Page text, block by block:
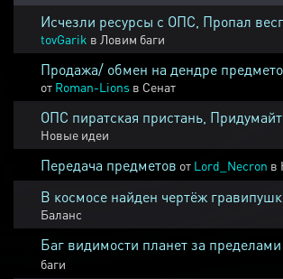
Исчезли ресурсы с ОПС, Пропал
tovGarik в Ловим баги
Продажа/ обмен на дендре
от Roman-Lions в Сенат
ОПС пиратская пристань,
Новые идеи
Передача предметов от Lord_Necron в
В космосе найден чертёж
Баланс
Баг видимости планет за
баги